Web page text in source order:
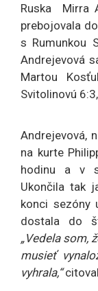
Ruska Mirra
prebojovala
s Rumunkou
Andrejevová
Martou
Svitolinovú
Andrejevová,
na kurte
hodinu a v
Ukončila tak
konci sezóny
dostala do
„Vedela som,
musieť
vyhrala,“